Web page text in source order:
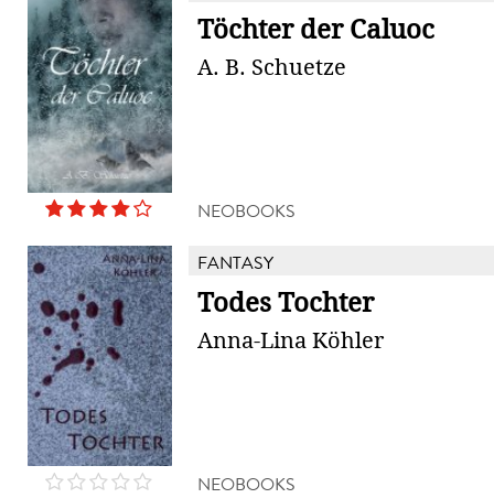
Töchter der Caluoc
A. B. Schuetze
NEOBOOKS
FANTASY
Todes Tochter
Anna-Lina Köhler
NEOBOOKS